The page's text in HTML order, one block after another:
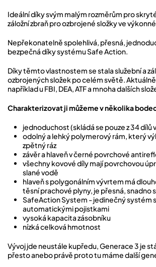
Ideální díky svým malým rozměrům pro
záložní zbraň pro ozbrojené složky ve výkonné
Nepřekonatelně spolehlivá, přesná,
bezpečná díky systému Safe Action.
Díky těmto vlastnostem se stala služební a
ozbrojených složek po celém světě.
například u FBI, DEA, ATF a mnoha dalších
Charakterizovat ji můžeme v několika
jednoduchost (skládá se pouze z 34 dílů
odolný a lehký polymerový rám, který
zpětný ráz
závěr a hlaveň v černé povrchové
všechny kovové díly mají povrchovou
slané vodě
hlaveň s polygonálním vývrtem má
těsní prachové plyny, je přesná, snadno
SafeAction System - jedinečný systém
automatickými pojistkami
vysoká kapacita zásobníku
nízká celková hmotnost
Vývoj jde neustále kupředu, Generace 3 je
přesto anebo právě proto tu máme další